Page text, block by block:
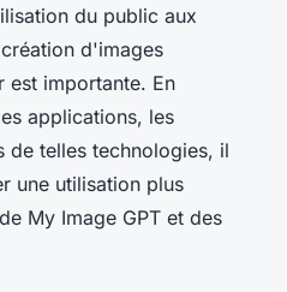
du public aux
d'images
est importante. En
applications, les
de telles technologies, il
une utilisation plus
My Image GPT et des